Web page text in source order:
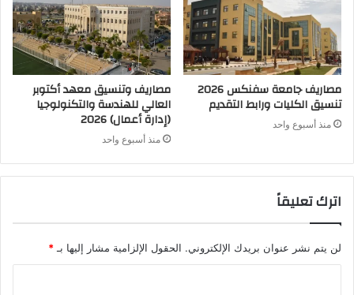
مصاريف جامعة سفنكس 2026
تنسيق الكليات ورابط التقديم
منذ أسبوع واحد
مصاريف وتنسيق معهد أكتوبر
العالي للهندسة والتكنولوجيا
(إدارة أعمال) 2026
منذ أسبوع واحد
اترك تعليقاً
لن يتم نشر عنوان بريدك الإلكتروني. الحقول الإلزامية مشار إليها بـ*